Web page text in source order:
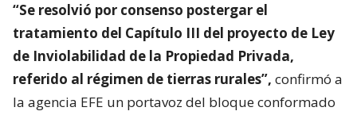
“Se resolvió por consenso postergar el
tratamiento del Capítulo III del proyecto de Ley
de Inviolabilidad de la Propiedad Privada,
referido al régimen de tierras rurales”, confirmó a
la agencia EFE un portavoz del bloque conformado